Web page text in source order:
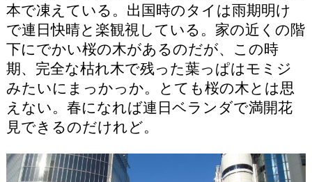
本で凍えている。出国時のタイは雨期明け
で連日快晴と楽観視している。家の近くの階
下にでかい桜の木があるのだが、この時
期、完全な枯れ木で残った葉っぱはモミジ
みたいにまっかっか。とても桜の木とは思
えない。春になれば連日ベランダで満開花
見できるのだけれど。